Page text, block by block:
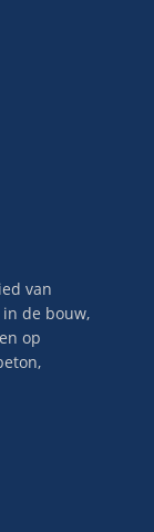
van
de bouw,
op